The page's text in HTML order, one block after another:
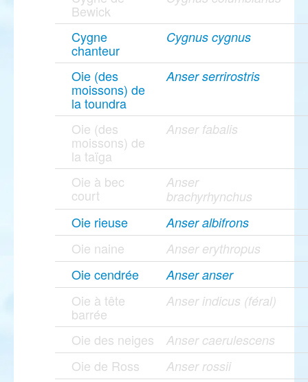
Bewick
Cygne
chanteur
Cygnus cygnus
Oie (des
moissons) de
la toundra
Anser serrirostris
Oie (des
moissons) de
la taïga
Anser fabalis
Oie à bec
court
Anser
brachyrhynchus
Oie rieuse Anser albifrons
Oie naine Anser erythropus
Oie cendrée Anser anser
Oie à tête
barrée
Anser indicus (féral)
Oie des neiges Anser caerulescens
Oie de Ross Anser rossii